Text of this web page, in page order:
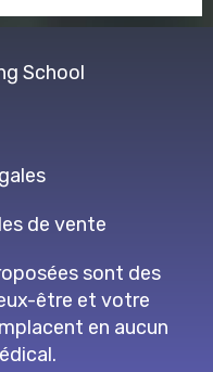
School
de vente
sont des
être et votre
en aucun